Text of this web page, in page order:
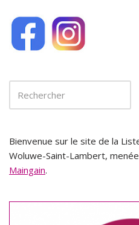
Bienvenue sur le site de la
Woluwe-Saint-Lambert,
Maingain.